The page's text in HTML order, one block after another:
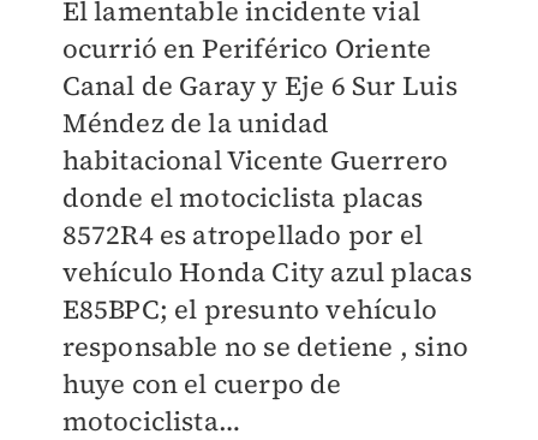
El lamentable incidente vial
ocurrió en Periférico Oriente
Canal de Garay y Eje 6 Sur Luis
Méndez de la unidad
habitacional Vicente Guerrero
donde el motociclista placas
8572R4 es atropellado por el
vehículo Honda City azul placas
E85BPC; el presunto vehículo
responsable no se detiene , sino
huye con el cuerpo de
motociclista…